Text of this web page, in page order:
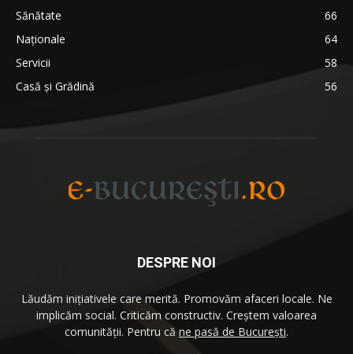
Sănătate
66
Naționale
64
Servicii
58
Casă și Grădină
56
DESPRE NOI
Lăudăm iniţiativele care merită. Promovăm afaceri locale. Ne
implicăm social. Criticăm constructiv. Creştem valoarea
comunităţii. Pentru că ne pasă de București.